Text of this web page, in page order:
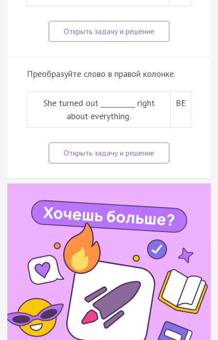
Преобразуйте слово в правой колонке.
She turned out __________ right
about everything.
BE